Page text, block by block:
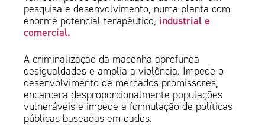
pesquisa e desenvolvimento, numa planta com
enorme potencial terapêutico, industrial e
comercial.
A criminalização da maconha aprofunda
desigualdades e amplia a violência. Impede o
desenvolvimento de mercados promissores,
encarcera desproporcionalmente populações
vulneráveis e impede a formulação de políticas
públicas baseadas em dados.